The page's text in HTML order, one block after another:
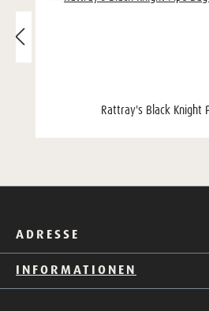
Rattray's Black Knight
ADRESSE
INFORMATIONEN